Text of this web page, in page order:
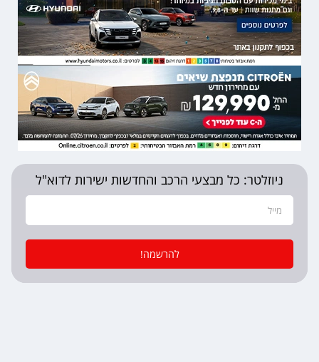
ניוזלטר: כל מבצעי הרכב והחדשות ישירות לדוא"ל
להרשמה!